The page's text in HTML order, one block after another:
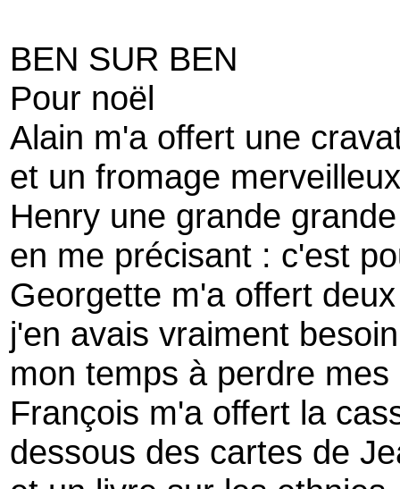
BEN SUR BEN
Pour noël
Alain m'a offert une
et un fromage merveilleux
Henry une grande
en me précisant : c'est
Georgette m'a offert
j'en avais vraiment
mon temps à perdre mes
François m'a offert la
dessous des cartes de